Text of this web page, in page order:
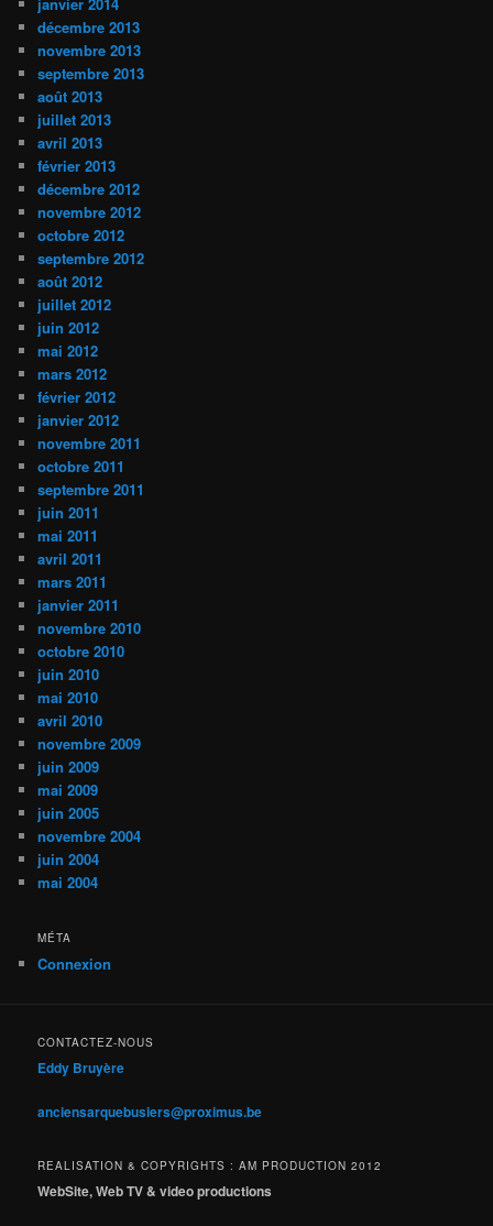
janvier 2014
décembre 2013
novembre 2013
septembre 2013
août 2013
juillet 2013
avril 2013
février 2013
décembre 2012
novembre 2012
octobre 2012
septembre 2012
août 2012
juillet 2012
juin 2012
mai 2012
mars 2012
février 2012
janvier 2012
novembre 2011
octobre 2011
septembre 2011
juin 2011
mai 2011
avril 2011
mars 2011
janvier 2011
novembre 2010
octobre 2010
juin 2010
mai 2010
avril 2010
novembre 2009
juin 2009
mai 2009
juin 2005
novembre 2004
juin 2004
mai 2004
MÉTA
Connexion
CONTACTEZ-NOUS
Eddy Bruyère
anciensarquebusiers@proximus.be
REALISATION & COPYRIGHTS : AM PRODUCTION 2012
WebSite, Web TV & video productions